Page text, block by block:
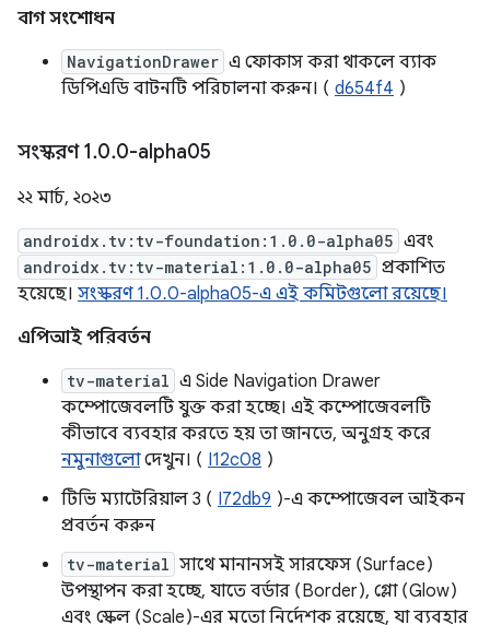
বাগ সংশোধন
NavigationDrawer এ ফোকাস করা থাকলে ব্যাক
ডিপিএডি বাটনটি পরিচালনা করুন। ( d654f4 )
সংস্করণ 1.0.0-alpha05
২২ মার্চ, ২০২৩
androidx.tv:tv-foundation:1.0.0-alpha05 এবং
androidx.tv:tv-material:1.0.0-alpha05 প্রকাশিত
হয়েছে। সংস্করণ 1.0.0-alpha05-এ এই কমিটগুলো রয়েছে।
এপিআই পরিবর্তন
tv-material এ Side Navigation Drawer
কম্পোজেবলটি যুক্ত করা হচ্ছে। এই কম্পোজেবলটি
কীভাবে ব্যবহার করতে হয় তা জানতে, অনুগ্রহ করে
নমুনাগুলোদেখুন। ( I12c08 )
টিভি ম্যাটেরিয়াল 3 ( I72db9 )-এ কম্পোজেবল আইকন
প্রবর্তন করুন
tv-material সাথে মানানসই সারফেস (Surface)
উপস্থাপন করা হচ্ছে, যাতে বর্ডার (Border), গ্লো (Glow)
এবং স্কেল (Scale)-এর মতো নির্দেশক রয়েছে, যা ব্যবহার